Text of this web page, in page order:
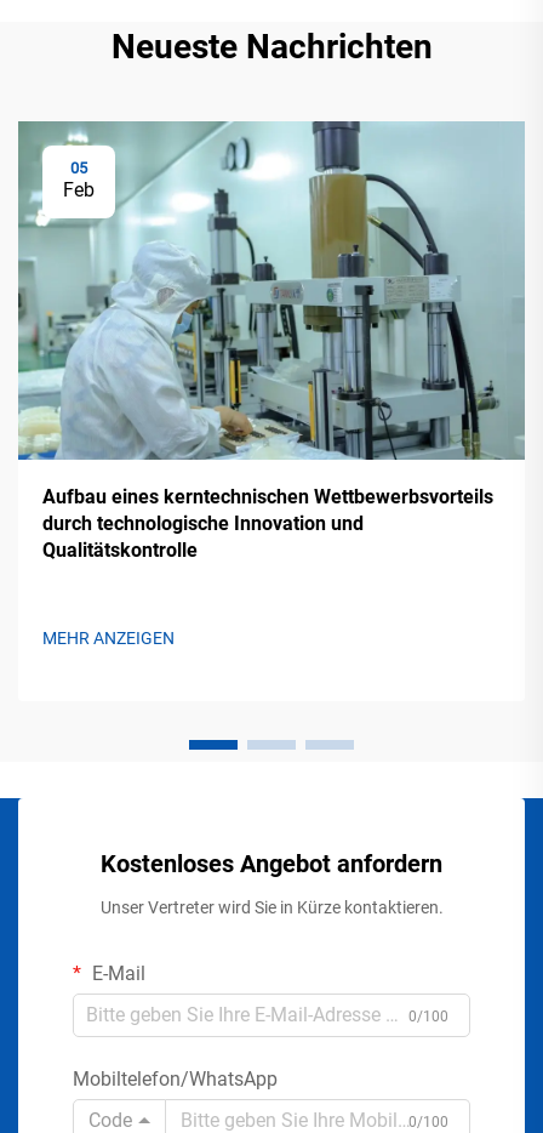
Neueste Nachrichten
05
Feb
Aufbau eines kerntechnischen Wettbewerbsvorteils
durch technologische Innovation und
Qualitätskontrolle
MEHR ANZEIGEN
Kostenloses Angebot anfordern
Unser Vertreter wird Sie in Kürze kontaktieren.
E-Mail
0/100
Mobiltelefon/WhatsApp
Code
0/100